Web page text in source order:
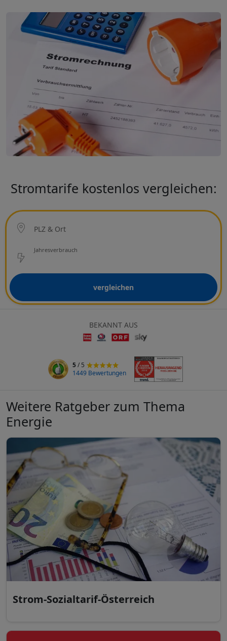
Stromtarife kostenlos vergleichen:
PLZ & Ort
Ort
Netzbetreiber
Jahresverbrauch
vergleichen
BEKANNT AUS
5/ 5
1449 Bewertungen
Weitere Ratgeber zum Thema
Energie
Strom-Sozialtarif-Österreich